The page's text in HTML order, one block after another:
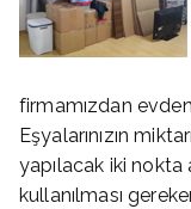
firmamızdan
Eşyalarınızın
yapılacak iki nokta
kullanılması